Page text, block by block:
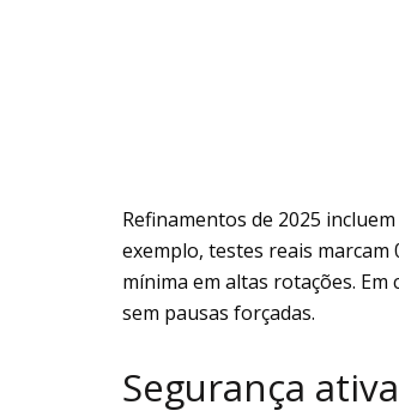
Refinamentos de 2025
exemplo, testes reais marcam
mínima em altas rotações.
sem pausas forçadas.
Segurança